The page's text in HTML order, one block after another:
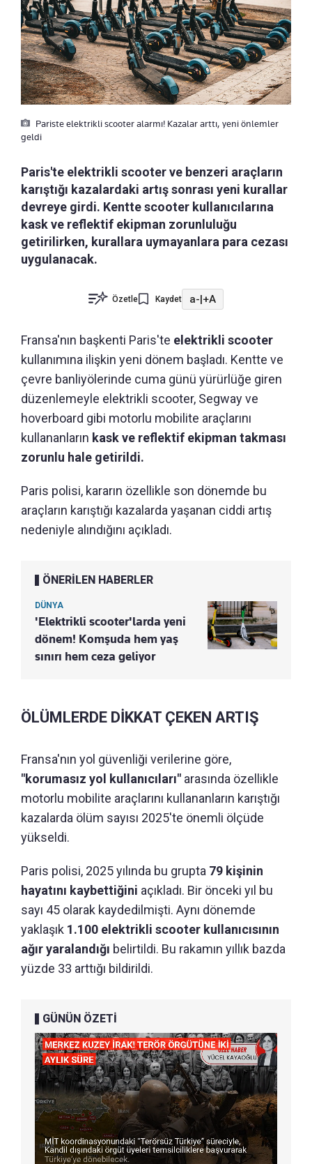
Pariste elektrikli scooter alarmı! Kazalar arttı, yeni önlemler
geldi
Paris'te elektrikli scooter ve benzeri araçların
karıştığı kazalardaki artış sonrası yeni kurallar
devreye girdi. Kentte scooter kullanıcılarına
kask ve reflektif ekipman zorunluluğu
getirilirken, kurallara uymayanlara para cezası
uygulanacak.
Özetle Kaydet a-|+A
Fransa'nın başkenti Paris'te elektrikli scooter
kullanımına ilişkin yeni dönem başladı. Kentte ve
çevre banliyölerinde cuma günü yürürlüğe giren
düzenlemeyle elektrikli scooter, Segway ve
hoverboard gibi motorlu mobilite araçlarını
kullananların kask ve reflektif ekipman takması
zorunlu hale getirildi.
Paris polisi, kararın özellikle son dönemde bu
araçların karıştığı kazalarda yaşanan ciddi artış
nedeniyle alındığını açıkladı.
ÖNERİLEN HABERLER
DÜNYA
'Elektrikli scooter'larda yeni
dönem! Komşuda hem yaş
sınırı hem ceza geliyor
ÖLÜMLERDE DİKKAT ÇEKEN ARTIŞ
Fransa'nın yol güvenliği verilerine göre,
"korumasız yol kullanıcıları" arasında özellikle
motorlu mobilite araçlarını kullananların karıştığı
kazalarda ölüm sayısı 2025'te önemli ölçüde
yükseldi.
Paris polisi, 2025 yılında bu grupta 79 kişinin
hayatını kaybettiğini açıkladı. Bir önceki yıl bu
sayı 45 olarak kaydedilmişti. Aynı dönemde
yaklaşık 1.100 elektrikli scooter kullanıcısının
ağır yaralandığı belirtildi. Bu rakamın yıllık bazda
yüzde 33 arttığı bildirildi.
GÜNÜN ÖZETİ